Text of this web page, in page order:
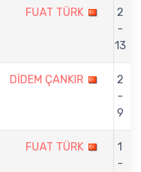
FUAT TÜRK
2
-
13
DİDEM ÇANKIR
2
-
9
FUAT TÜRK
1
-